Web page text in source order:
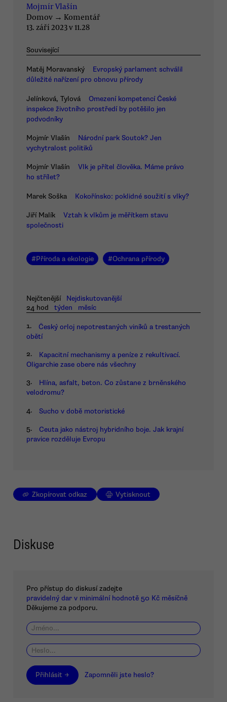
Mojmír Vlašín
Domov → Komentář
13. září 2023 v 11.28
Související
Matěj Moravanský
Evropský parlament schválil
důležité nařízení pro obnovu přírody
Jelínková, Tylová
Omezení kompetencí České
inspekce životního prostředí by potěšilo jen
podvodníky
Mojmír Vlašín
Národní park Soutok? Jen
vychytralost politiků
Mojmír Vlašín
Vlk je přítel člověka. Máme právo
ho střílet?
Marek Soška Kokořínsko: poklidné soužití s vlky?
Jiří Malík
Vztah k vlkům je měřítkem stavu
společnosti
#Příroda a ekologie #Ochrana přírody
Nejčtenější
Nejdiskutovanější
24 hod
týden měsíc
1.
Český orloj nepotrestaných viníků a trestaných
obětí
2.
Kapacitní mechanismy a peníze z rekultivací.
Oligarchie zase obere nás všechny
3.
Hlína, asfalt, beton. Co zůstane z brněnského
velodromu?
4. Sucho v době motoristické
5.
Ceuta jako nástroj hybridního boje. Jak krajní
pravice rozděluje Evropu
Zkopírovat odkaz Vytisknout
Diskuse
Pro přístup do diskusí zadejte
pravidelný dar v minimální hodnotě 50 Kč měsíčně
Děkujeme za podporu.
Přihlásit → Zapomněli jste heslo?